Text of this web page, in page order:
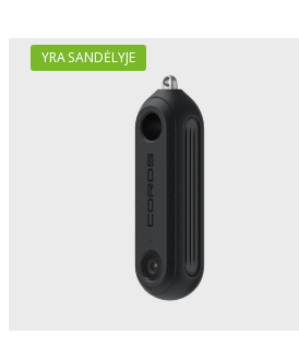
YRA SANDĖLYJE